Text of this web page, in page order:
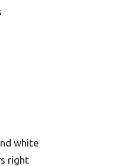
white
right